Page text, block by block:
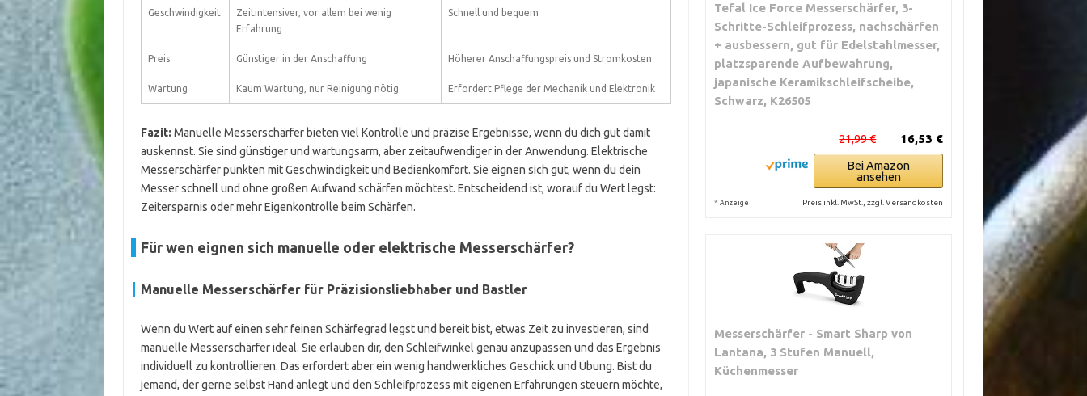
Geschwindigkeit
Zeitintensiver, vor allem bei wenig
Erfahrung
Schnell und bequem
Preis Günstiger in der Anschaffung Höherer Anschaffungspreis und Stromkosten
Wartung Kaum Wartung, nur Reinigung nötig Erfordert Pflege der Mechanik und Elektronik
Fazit: Manuelle Messerschärfer bieten viel Kontrolle und präzise Ergebnisse, wenn du dich gut damit
auskennst. Sie sind günstiger und wartungsarm, aber zeitaufwendiger in der Anwendung. Elektrische
Messerschärfer punkten mit Geschwindigkeit und Bedienkomfort. Sie eignen sich gut, wenn du dein
Messer schnell und ohne großen Aufwand schärfen möchtest. Entscheidend ist, worauf du Wert legst:
Zeitersparnis oder mehr Eigenkontrolle beim Schärfen.
Für wen eignen sich manuelle oder elektrische Messerschärfer?
Manuelle Messerschärfer für Präzisionsliebhaber und Bastler
Wenn du Wert auf einen sehr feinen Schärfegrad legst und bereit bist, etwas Zeit zu investieren, sind
manuelle Messerschärfer ideal. Sie erlauben dir, den Schleifwinkel genau anzupassen und das Ergebnis
individuell zu kontrollieren. Das erfordert aber ein wenig handwerkliches Geschick und Übung. Bist du
jemand, der gerne selbst Hand anlegt und den Schleifprozess mit eigenen Erfahrungen steuern möchte,
Tefal Ice Force Messerschärfer, 3-
Schritte-Schleifprozess, nachschärfen
+ ausbessern, gut für Edelstahlmesser,
platzsparende Aufbewahrung,
japanische Keramikschleifscheibe,
Schwarz, K26505
16,53 €
21,99 €
Bei Amazon
ansehen
* Anzeige Preis inkl. MwSt., zzgl. Versandkosten
Messerschärfer - Smart Sharp von
Lantana, 3 Stufen Manuell,
Küchenmesser